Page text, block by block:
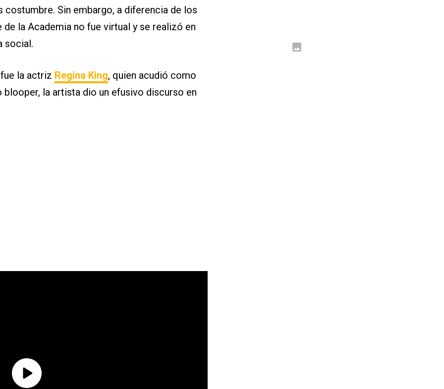
Sin embargo, a diferencia de los
de la Academia no fue virtual y se realizó en
social.
la actriz Regina King, quien acudió como
blooper, la artista dio un efusivo discurso en